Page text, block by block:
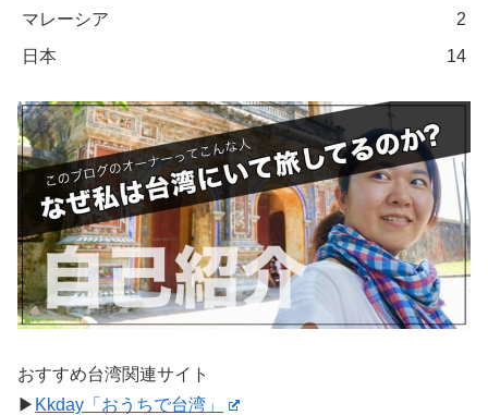
マレーシア
2
日本
14
おすすめ台湾関連サイト
▶︎ Kkday「おうちで台湾」